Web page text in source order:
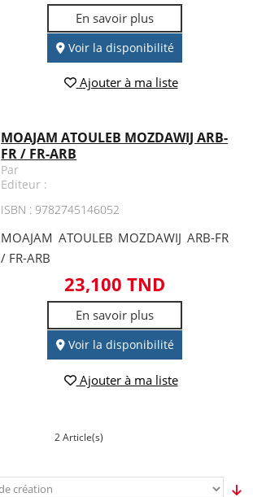
En savoir plus
Voir la disponibilité
Ajouter à ma liste
MOAJAM ATOULEB MOZDAWIJ ARB-
FR / FR-ARB
Par
Editeur :
ISBN : 9782745146052
MOAJAM ATOULEB MOZDAWIJ ARB-FR
/ FR-ARB
23,100 TND
En savoir plus
Voir la disponibilité
Ajouter à ma liste
2 Article(s)